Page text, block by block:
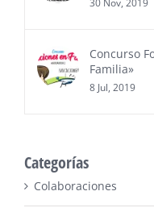
Concurso
Familia»
8 Jul, 2019
Categorías
Colaboraciones